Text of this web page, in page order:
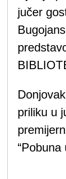
jučer
priliku u
“Pobuna